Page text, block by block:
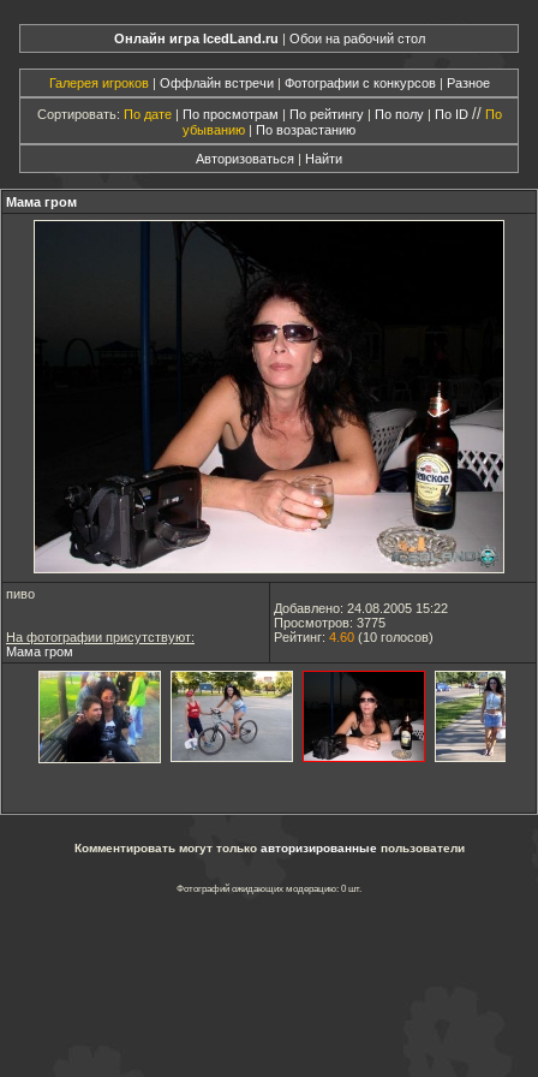
Онлайн игра IcedLand.ru | Обои на рабочий стол
Галерея игроков| Оффлайн встречи| Фотографии с конкурсов| Разное
Сортировать: По дате| По просмотрам | По рейтингу| По полу| По ID // По
убыванию | По возрастанию
Авторизоваться | Найти
Мама гром
пиво
На фотографии присутствуют:
Мама гром
Добавлено: 24.08.2005 15:22
Просмотров: 3775
Рейтинг: 4.60 (10 голосов)
Комментировать могут только авторизированныепользователи
Фотографий ожидающих модерацию: 0 шт.